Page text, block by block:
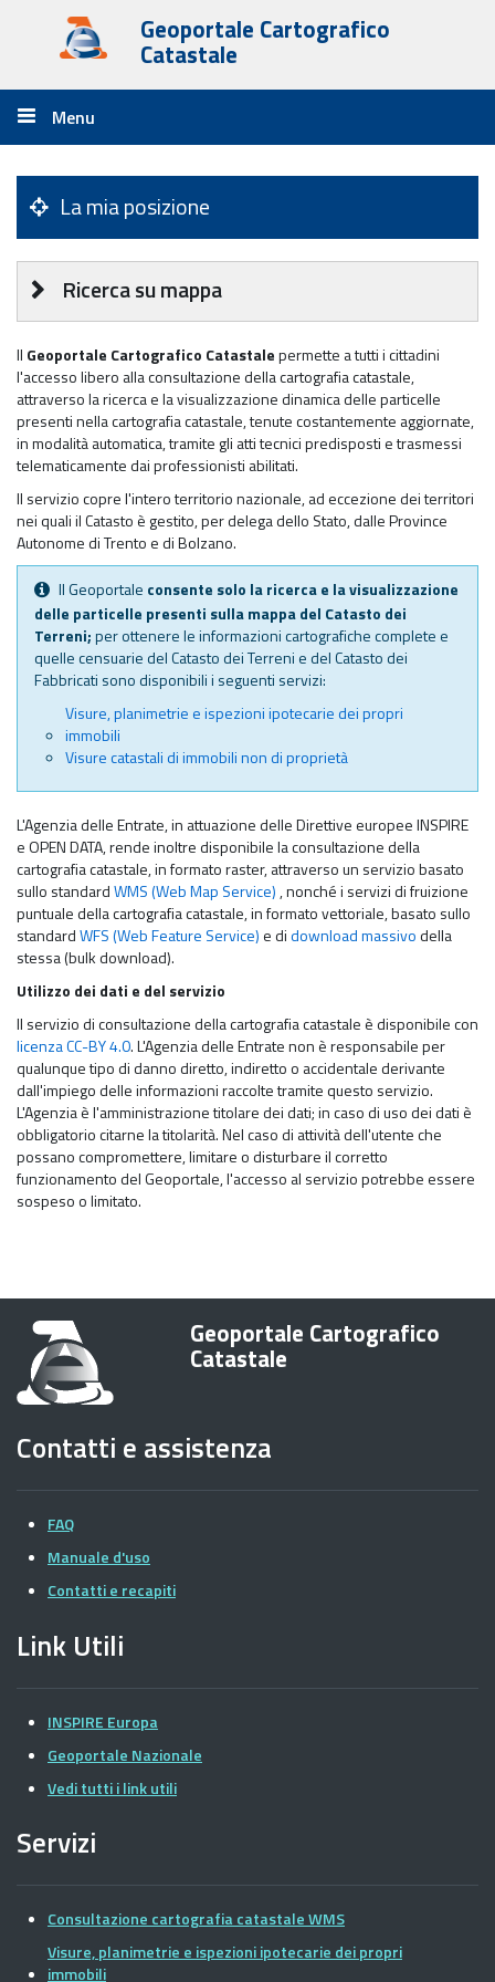
Geoportale Cartografico
Catastale
Menu
principale
Apri
Menu
La mia posizione
Ricerca su mappa
Il Geoportale Cartografico Catastalepermette a tutti i cittadini
l'accesso libero alla consultazione della cartografia catastale,
attraverso la ricerca e la visualizzazione dinamica delle particelle
presenti nella cartografia catastale, tenute costantemente aggiornate,
in modalità automatica, tramite gli atti tecnici predisposti e trasmessi
telematicamente dai professionisti abilitati.
Il servizio copre l'intero territorio nazionale, ad eccezione dei territori
nei quali il Catasto è gestito, per delega dello Stato, dalle Province
Autonome di Trento e di Bolzano.
Il Geoportale consente solo la ricerca e la visualizzazione
delle particelle presenti sulla mappa del Catasto dei
Terreni;per ottenere le informazioni cartografiche complete e
quelle censuarie del Catasto dei Terreni e del Catasto dei
Fabbricati sono disponibili i seguenti servizi:
Visure, planimetrie e ispezioni ipotecarie dei propri
immobili
Visure catastali di immobili non di proprietà
L'Agenzia delle Entrate, in attuazione delle Direttive europee INSPIRE
e OPEN DATA, rende inoltre disponibile la consultazione della
cartografia catastale, in formato raster, attraverso un servizio basato
sullo standardWMS (Web Map Service) , nonché i servizi di fruizione
puntuale della cartografia catastale, in formato vettoriale, basato sullo
standardWFS (Web Feature Service) e didownload massivodella
stessa (bulk download).
Utilizzo dei dati e del servizio
Il servizio di consultazione della cartografia catastale è disponibile con
licenza CC-BY 4.0. L'Agenzia delle Entrate non è responsabile per
qualunque tipo di danno diretto, indiretto o accidentale derivante
dall'impiego delle informazioni raccolte tramite questo servizio.
L'Agenzia è l'amministrazione titolare dei dati; in caso di uso dei dati è
obbligatorio citarne la titolarità. Nel caso di attività dell'utente che
possano compromettere, limitare o disturbare il corretto
funzionamento del Geoportale, l'accesso al servizio potrebbe essere
sospeso o limitato.
Informazioni
su
Geoportale Cartografico
Catastale
Contatti e assistenza
FAQ
Manuale d'uso
Contatti e recapiti
Link Utili
INSPIRE Europa
Geoportale Nazionale
Vedi tutti i link utili
Servizi
Consultazione cartografia catastale WMS
Visure, planimetrie e ispezioni ipotecarie dei propri
immobili